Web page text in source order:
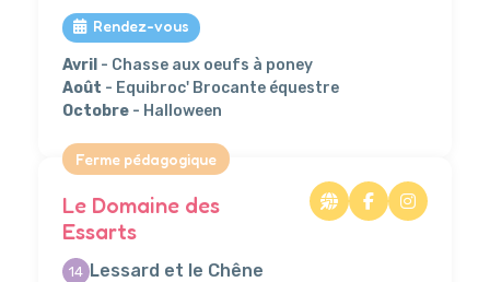
Rendez-vous
Avril - Chasse aux oeufs à poney
Août - Equibroc' Brocante équestre
Octobre - Halloween
Ferme pédagogique
Le Domaine des
Essarts
14 Lessard et le Chêne